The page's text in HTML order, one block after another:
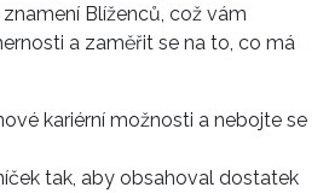
Blíženců, což vám
a zaměřit se na to, co má
kariérní možnosti a nebojte se
tak, aby obsahoval dostatek